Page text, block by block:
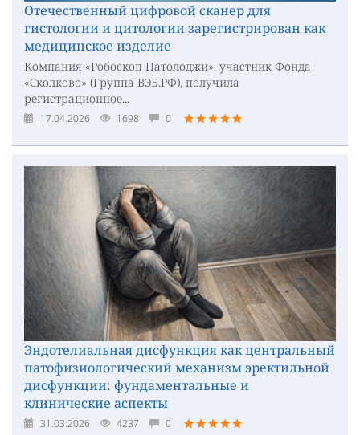
Отечественный цифровой сканер для
гистологии и цитологии зарегистрирован как
медицинское изделие
Компания «Робоскоп Патолоджи», участник Фонда
«Сколково» (Группа ВЭБ.РФ), получила
регистрационное...
17.04.2026 1698 0
Эндотелиальная дисфункция как центральный
патофизиологический механизм эректильной
дисфункции: фундаментальные и
клинические аспекты
31.03.2026 4237 0